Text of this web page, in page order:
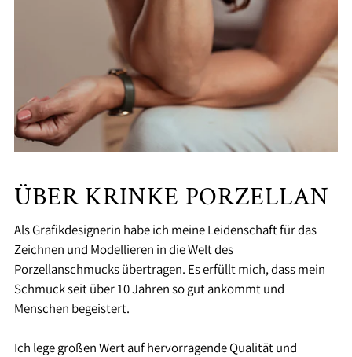
ÜBER KRINKE PORZELLAN
Als Grafikdesignerin habe ich meine Leidenschaft für das
Zeichnen und Modellieren in die Welt des
Porzellanschmucks übertragen. Es erfüllt mich, dass mein
Schmuck seit über 10 Jahren so gut ankommt und
Menschen begeistert.
Ich lege großen Wert auf hervorragende Qualität und